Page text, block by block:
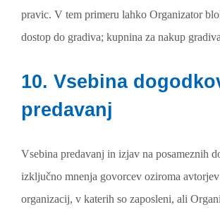
pravic. V tem primeru lahko Organizator
dostop do gradiva; kupnina za nakup
10. Vsebina
predavanj
Vsebina predavanj in izjav na posameznih
izključno mnenja govorcev oziroma
organizacij, v katerih so zaposleni, ali